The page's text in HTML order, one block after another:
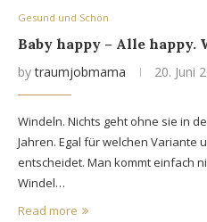
Gesund und Schön
Baby happy – Alle happy.
bytraumjobmama 20. Juni
Windeln. Nichts geht ohne sie in
Jahren. Egal für welchen Variante
entscheidet. Man kommt einfach
Windel…
Read more